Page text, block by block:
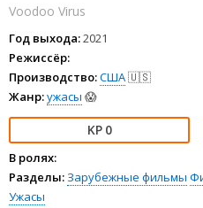
Voodoo Virus
Год выхода:2021
Режиссёр:
Производство:США🇺🇸
Жанр:ужасы 😱
0
В ролях:
Разделы: Зарубежные фильмы
Ужасы